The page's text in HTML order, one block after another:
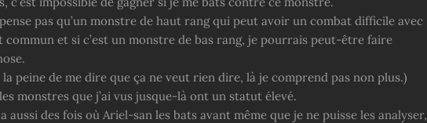
pas qu’un monstre de haut rang qui peut avoir un combat difficile avec
commun et si c’est un monstre de bas rang, je pourrais peut-être faire
la peine de me dire que ça ne veut rien dire, là je comprend pas non plus.)
monstres que j’ai vus jusque-là ont un statut élevé.
a aussi des fois où Ariel-san les bats avant même que je ne puisse les analyser,